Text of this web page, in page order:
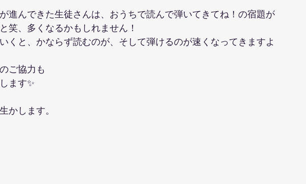
進んできた生徒さんは、おうちで読んで弾いてきてね！の宿題が
笑、多くなるかもしれません！
くと、かならず読むのが、そして弾けるのが速くなってきますよ
ご協力も
ます✨
かします。